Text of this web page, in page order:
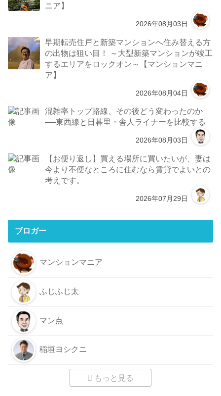
ニア】
2026年08月03日
早期転売住戸と新築マンションへ住み替える方
の出物は狙い目！ ～大型新築マンションが竣工
するエリアをロックオン～【マンションマニ
ア】
2026年08月04日
混雑率トップ路線、その後どう変わったのか
──東西線と日暮里・舎人ライナーを比較する
2026年08月03日
【お便り返し】買える場所に買いたいが、妻は
今より不便なところに住むなら賃貸でよいとの
考えです。
2026年07月29日
ブロガー
マンションマニア
ふじふじ太
マン点
稲垣ヨシクニ
もっと見る